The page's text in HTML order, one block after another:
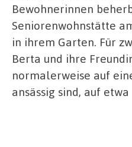
Bewohnerinnen
Seniorenwohnstätte
in ihrem Garten. Für
Berta und ihre
normalerweise auf
ansässig sind, auf